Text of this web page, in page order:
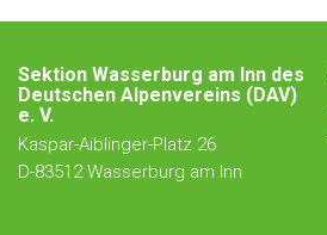
Sektion Wasserburg am Inn des
Deutschen Alpenvereins (DAV)
e. V.
Kaspar-Aiblinger-Platz 26
D-83512 Wasserburg am Inn